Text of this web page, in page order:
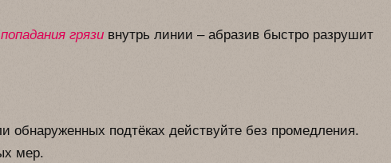
грязи внутрь линии – абразив быстро разрушит
обнаруженных подтёках действуйте без промедления.
мер.